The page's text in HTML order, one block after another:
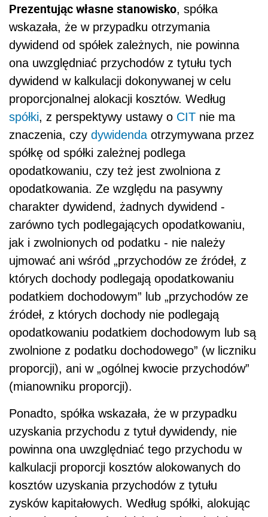
Prezentując własne stanowisko, spółka
wskazała, że w przypadku otrzymania
dywidend od spółek zależnych, nie powinna
ona uwzględniać przychodów z tytułu tych
dywidend w kalkulacji dokonywanej w celu
proporcjonalnej alokacji kosztów. Według
spółki, z perspektywy ustawy o CIT nie ma
znaczenia, czy dywidenda otrzymywana przez
spółkę od spółki zależnej podlega
opodatkowaniu, czy też jest zwolniona z
opodatkowania. Ze względu na pasywny
charakter dywidend, żadnych dywidend -
zarówno tych podlegających opodatkowaniu,
jak i zwolnionych od podatku - nie należy
ujmować ani wśród „przychodów ze źródeł, z
których dochody podlegają opodatkowaniu
podatkiem dochodowym” lub „przychodów ze
źródeł, z których dochody nie podlegają
opodatkowaniu podatkiem dochodowym lub są
zwolnione z podatku dochodowego” (w liczniku
proporcji), ani w „ogólnej kwocie przychodów”
(mianowniku proporcji).
Ponadto, spółka wskazała, że w przypadku
uzyskania przychodu z tytuł dywidendy, nie
powinna ona uwzględniać tego przychodu w
kalkulacji proporcji kosztów alokowanych do
kosztów uzyskania przychodów z tytułu
zysków kapitałowych. Według spółki, alokując